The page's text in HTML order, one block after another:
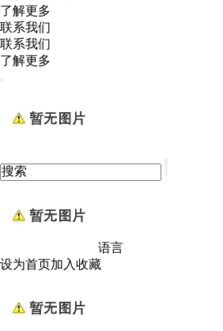
了解更多
联系我们
联系我们
了解更多
语言
设为首页加入收藏